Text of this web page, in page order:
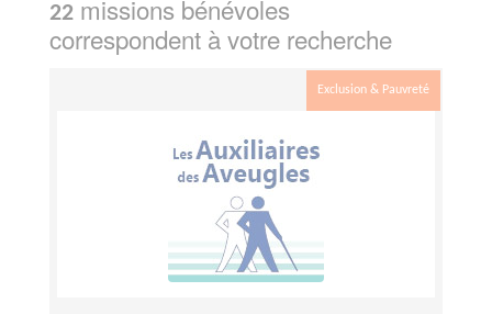
22 missions bénévoles
correspondent à votre recherche
Exclusion & Pauvreté